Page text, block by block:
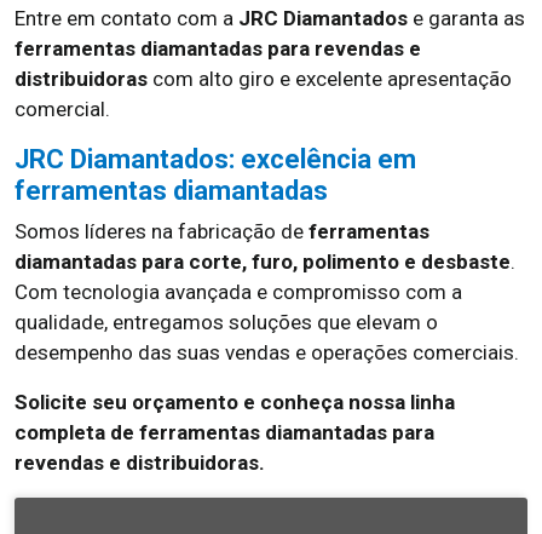
Entre em contato com a JRC Diamantados e garanta as
ferramentas diamantadas para revendas e
distribuidoras com alto giro e excelente apresentação
comercial.
JRC Diamantados: excelência em
ferramentas diamantadas
Somos líderes na fabricação de ferramentas
diamantadas para corte, furo, polimento e desbaste.
Com tecnologia avançada e compromisso com a
qualidade, entregamos soluções que elevam o
desempenho das suas vendas e operações comerciais.
Solicite seu orçamento e conheça nossa linha
completa de ferramentas diamantadas para
revendas e distribuidoras.